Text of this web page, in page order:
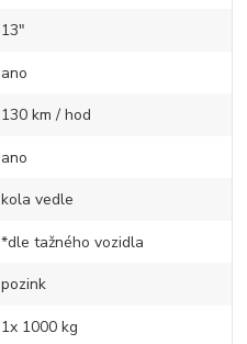
13"
ano
130 km / hod
ano
kola vedle
*dle tažného vozidla
pozink
1x 1000 kg